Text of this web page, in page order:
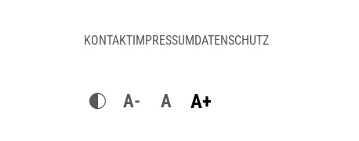
KONTAKTIMPRESSUMDATENSCHUTZ
A- A A+